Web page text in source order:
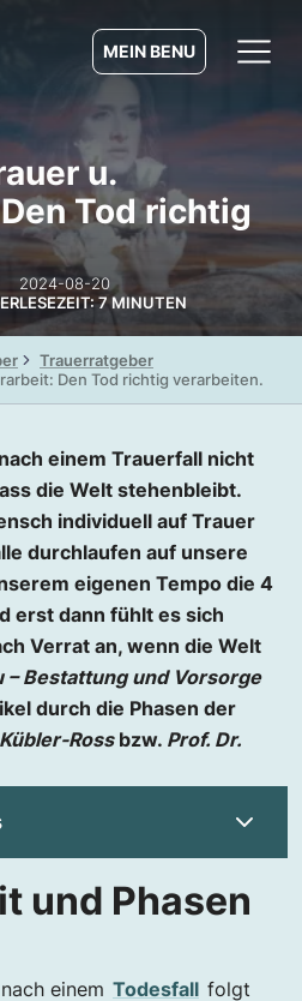
MEIN BENU
u.
Tod richtig
2024-08-20
LESEZEIT: 7 MINUTEN
Trauerratgeber
Den Tod richtig verarbeiten.
einem Trauerfall nicht
die Welt stehenbleibt.
individuell auf Trauer
durchlaufen auf unsere
eigenen Tempo die 4
erst dann fühlt es sich
Verrat an, wenn die Welt
– Bestattung und Vorsorge
durch die Phasen der
Rossbzw. Prof. Dr.
der Trauer
schlimmste Phase der
und Phasen
einem Todesfall folgt